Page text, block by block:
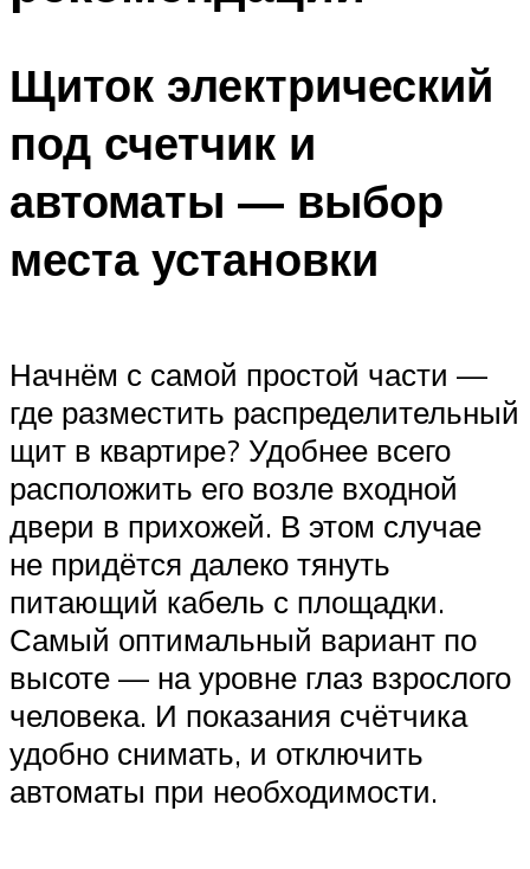
Щиток электрический
под счетчик и
автоматы — выбор
места установки
Начнём с самой простой части —
где разместить распределительный
щит в квартире? Удобнее всего
расположить его возле входной
двери в прихожей. В этом случае
не придётся далеко тянуть
питающий кабель с площадки.
Самый оптимальный вариант по
высоте — на уровне глаз взрослого
человека. И показания счётчика
удобно снимать, и отключить
автоматы при необходимости.